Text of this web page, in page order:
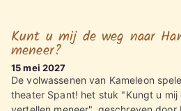
Kunt u mij de weg naar
meneer?
15 mei 2027
De volwassenen van Kameleon
theater Spant! het stuk "Kungt u mij